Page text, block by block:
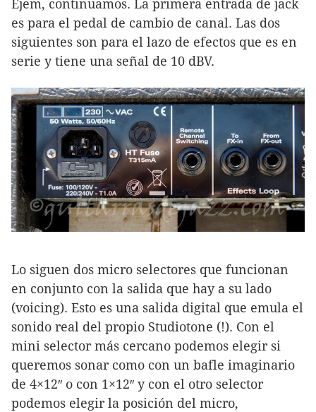
Ejem, continuamos. La primera entrada de jack
es para el pedal de cambio de canal. Las dos
siguientes son para el lazo de efectos que es en
serie y tiene una señal de 10 dBV.
Lo siguen dos micro selectores que funcionan
en conjunto con la salida que hay a su lado
(voicing). Esto es una salida digital que emula el
sonido real del propio Studiotone (!). Con el
mini selector más cercano podemos elegir si
queremos sonar como con un bafle imaginario
de 4×12″ o con 1×12″ y con el otro selector
podemos elegir la posición del micro,